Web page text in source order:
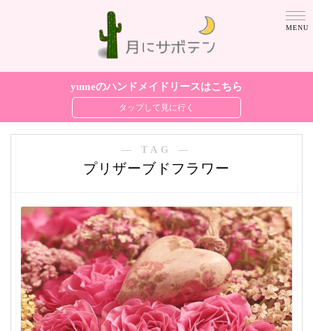
yumeのハンドメイドリースはこちら
― TAG ―
プリザーブドフラワー